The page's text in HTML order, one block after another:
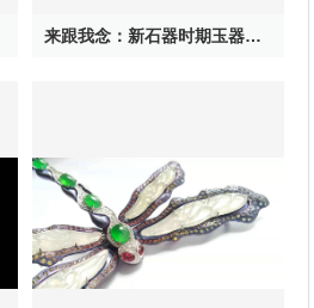
来跟我念：新石器时期玉器其实特神奇